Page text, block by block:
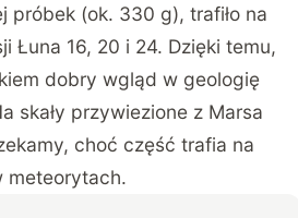
próbek (ok. 330 g), trafiło na
Łuna 16, 20 i 24. Dzięki temu,
dobry wgląd w geologię
skały przywiezione z Marsa
choć część trafia na
meteorytach.